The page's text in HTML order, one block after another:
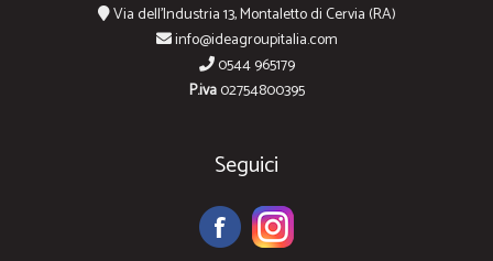
Via dell'Industria 13, Montaletto di Cervia (RA)
info@ideagroupitalia.com
0544 965179
P.iva02754800395
Seguici